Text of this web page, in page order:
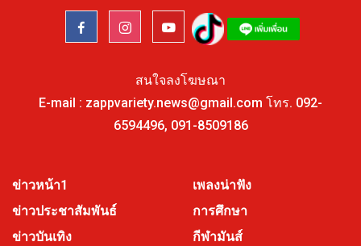
สนใจลงโฆษณา
E-mail : zappvariety.news@gmail.com โทร. 092-
6594496, 091-8509186
ข่าวหน้า1
ข่าวประชาสัมพันธ์
ข่าวบันเทิง
เพลงน่าฟัง
การศึกษา
กีฬามันส์